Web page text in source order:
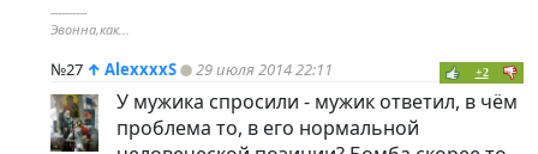
----------
Эвонна,как...
№27 ↑ AlexxxxS 29 июля 2014 22:11 +2
У мужика спросили - мужик ответил, в чём
проблема то, в его нормальной